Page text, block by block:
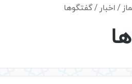
/ اخبار /گفتگوها